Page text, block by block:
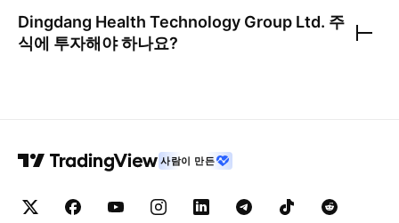
Dingdang Health Technology Group Ltd. 주
식에 투자해야 하나요?
사람이 만든